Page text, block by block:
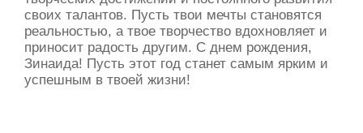
своих талантов. Пусть твои мечты становятся
реальностью, а твое творчество вдохновляет и
приносит радость другим. С днем рождения,
Зинаида! Пусть этот год станет самым ярким и
успешным в твоей жизни!